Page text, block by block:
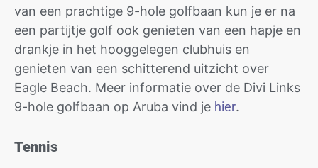
van een prachtige 9-hole golfbaan kun je er na
een partijtje golf ook genieten van een hapje en
drankje in het hooggelegen clubhuis en
genieten van een schitterend uitzicht over
Eagle Beach. Meer informatie over de Divi Links
9-hole golfbaan op Aruba vind je hier.
Tennis